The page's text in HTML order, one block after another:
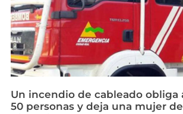
Un incendio de cableado obliga
50 personas y deja una mujer de